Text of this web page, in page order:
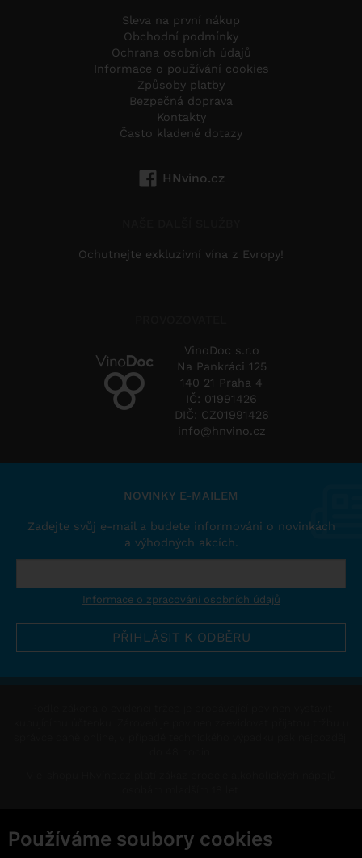
Používáme soubory cookies
Sleva na první nákup
Obchodní podmínky
Ochrana osobních údajů
Informace o používání cookies
Způsoby platby
Bezpečná doprava
Kontakty
Často kladené dotazy
HNvino.cz
Ochutnejte exkluzivní vína z Evropy!
VinoDoc s.r.o
Na Pankráci 125
140 21 Praha 4
IČ: 01991426
DIČ: CZ01991426
info@hnvino.cz
NOVINKY E-MAILEM
Zadejte svůj e-mail a budete informováni o novinkách
a výhodných akcích.
Informace o zpracování osobních údajů
Změnit nastavení cookies